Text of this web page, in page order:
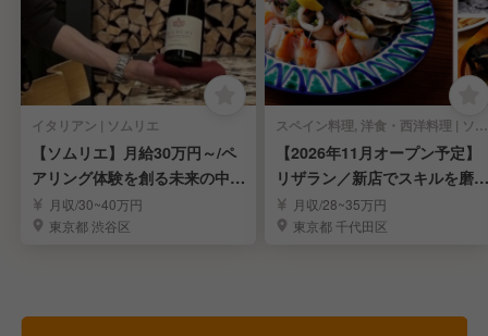
イタリアン | ソムリエ
【ソムリエ】月給30万円～/ペ
アリング体験を創る未来の中核
メンバー募集
月収/30~40万円
東京都 渋谷区
スペイン料理, 洋食・西洋料理 | ソムリエ
【2026年11月オープン予定】
リザラン／新店でスキルを磨き
ませんか？
月収/28~35万円
東京都 千代田区